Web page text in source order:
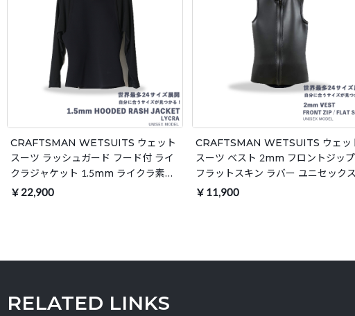
CRAFTSMAN WETSUITS ウェット
スーツ ラッシュガード フード付 ライ
クラジャケット 1.5mm ライクラ素材
ユニセックス 日本製 サーフィン SUP
￥22,900
CRAFTSMAN WETSUITS ウェッ
スーツ ベスト 2mm フロントジップ
フラットスキン ラバー ユニセック
日本製 サーフィン 夏秋用
￥11,900
RELATED LINKS